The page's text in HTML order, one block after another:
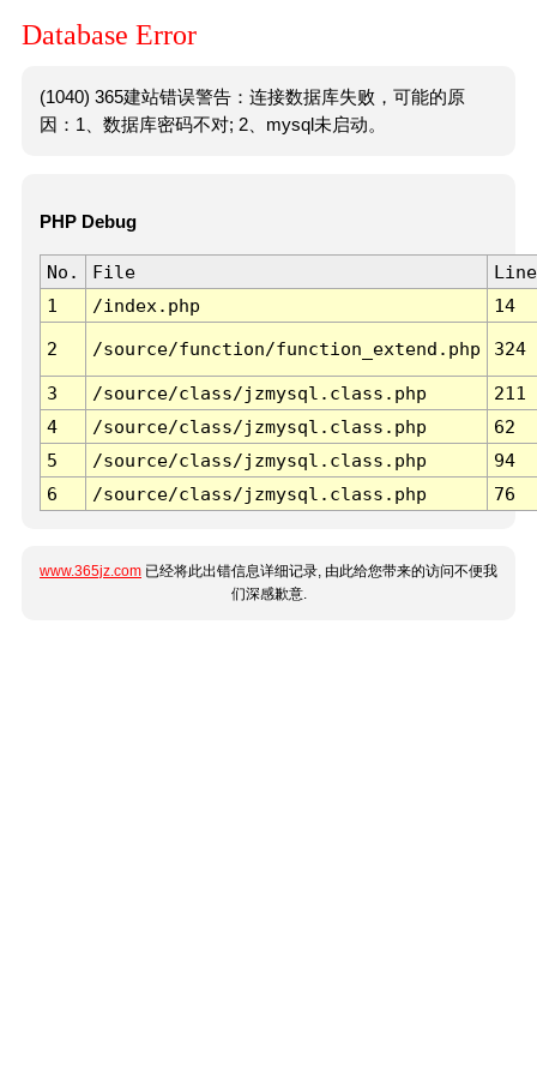
Database Error
(1040) 365建站错误警告：连接数据库失败，可能的原
因：1、数据库密码不对; 2、mysql未启动。
PHP Debug
No. File
Line
1
/index.php 14
2 /source/function/function_extend.php 324
3 /source/class/jzmysql.class.php
211
4
/source/class/jzmysql.class.php
62
5
/source/class/jzmysql.class.php
94
6
/source/class/jzmysql.class.php 76
www.365jz.com 已经将此出错信息详细记录, 由此给您带来的访问不便我
们深感歉意.